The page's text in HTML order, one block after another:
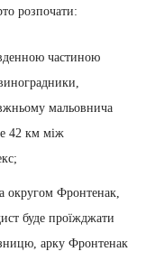
розпочати:
частиною
мальовнича
42 км між
округом Фронтенак,
буде проїжджати
арку Фронтенак